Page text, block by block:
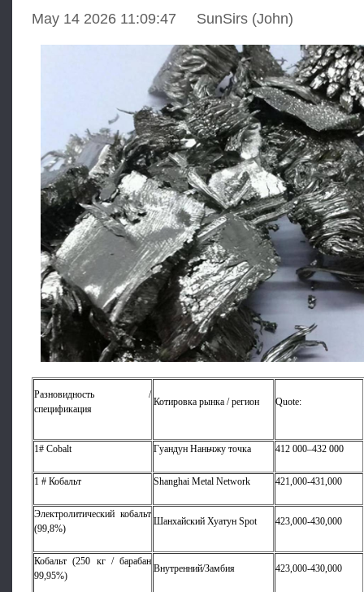
May 14 2026 11:09:47 SunSirs (John)
Разновидность /
спецификация
Котировка рынка / регион Quote:
1# Cobalt Гуандун Наньчжу точка 412 000–432 000
1 # Кобальт Shanghai Metal Network 421,000-431,000
Электролитический кобальт
(99,8%)
Шанхайский Хуатун Spot 423,000-430,000
Кобальт (250 кг / барабан
99,95%)
Внутренний/Замбия 423,000-430,000